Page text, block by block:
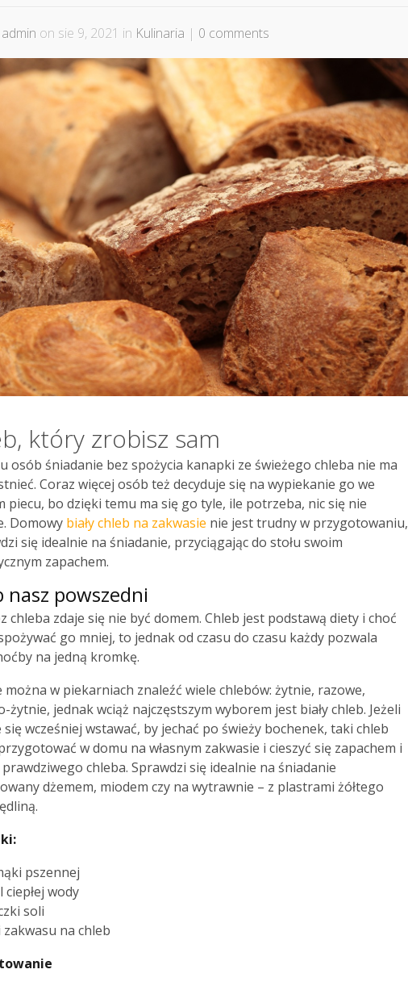
admin on sie 9, 2021 in Kulinaria | 0 comments
który zrobisz sam
osób śniadanie bez spożycia kanapki ze świeżego chleba nie ma
Coraz więcej osób też decyduje się na wypiekanie go we
piecu, bo dzięki temu ma się go tyle, ile potrzeba, nic się nie
Domowy biały chleb na zakwasie nie jest trudny w przygotowaniu,
się idealnie na śniadanie, przyciągając do stołu swoim
zapachem.
nasz powszedni
chleba zdaje się nie być domem. Chleb jest podstawą diety i choć
go mniej, to jednak od czasu do czasu każdy pozwala
na jedną kromkę.
można w piekarniach znaleźć wiele chlebów: żytnie, razowe,
żytnie, jednak wciąż najczęstszym wyborem jest biały chleb. Jeżeli
się wcześniej wstawać, by jechać po świeży bochenek, taki chleb
w domu na własnym zakwasie i cieszyć się zapachem i
prawdziwego chleba. Sprawdzi się idealnie na śniadanie
dżemem, miodem czy na wytrawnie – z plastrami żółtego
pszennej
ciepłej wody
soli
zakwasu na chleb